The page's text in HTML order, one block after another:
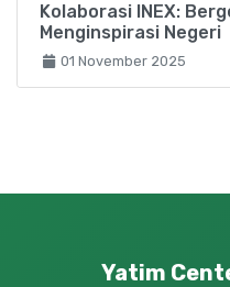
Kolaborasi INEX:
Menginspirasi Negeri
01 November 2025
Yatim